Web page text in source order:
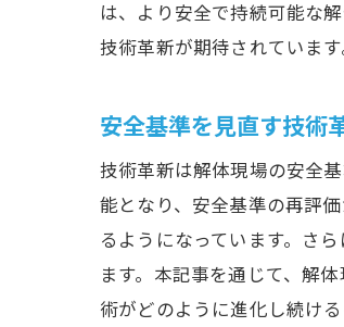
は、より安全で持続可能な
技術革新が期待されています
安全基準を見直す技術
技術革新は解体現場の安全
能となり、安全基準の再評
るようになっています。さ
ます。本記事を通じて、解
術がどのように進化し続ける